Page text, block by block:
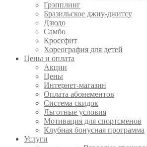
Грэпплинг
Бразильское джиу-джитсу
Дзюдо
Самбо
Кроссфит
Хореография для детей
Цены и оплата
Акции
Цены
Интернет-магазин
Оплата абонементов
Система скидок
Льготные условия
Мотивация для спортсменов
Клубная бонусная программа
Услуги